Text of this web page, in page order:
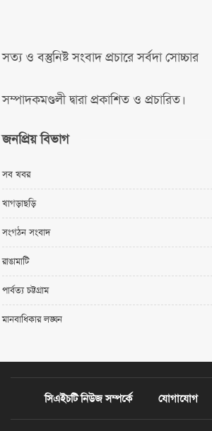
সত্য ও বস্তুনিষ্ট সংবাদ প্রচারে সর্বদা সোচ্চার
সম্পাদকমণ্ডলী দ্বারা প্রকাশিত ও প্রচারিত।
জনপ্রিয় বিভাগ
সব খবর
খাগড়াছড়ি
সংগঠন সংবাদ
রাঙামাটি
পার্বত্য চট্টগ্রাম
মানবাধিকার লঙ্ঘন
সিএইচটি নিউজ সম্পর্কে যোগাযোগ